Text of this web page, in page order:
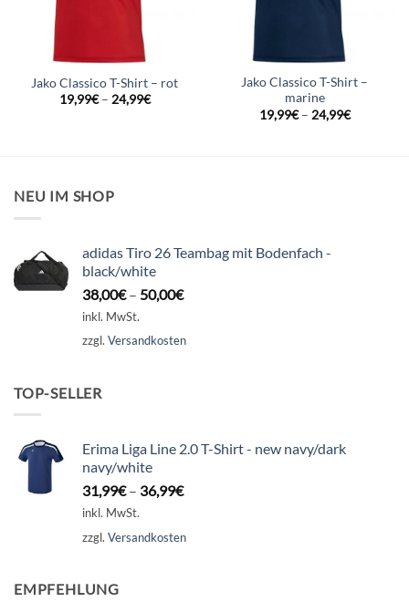
Jako Classico T-Shirt – rot
19,99€– 24,99€
Jako Classico T-Shirt –
marine
19,99€– 24,99€
NEU IM SHOP
adidas Tiro 26 Teambag mit Bodenfach -
black/white
38,00€– 50,00€
inkl. MwSt.
zzgl. Versandkosten
TOP-SELLER
Erima Liga Line 2.0 T-Shirt - new navy/dark
navy/white
31,99€– 36,99€
inkl. MwSt.
zzgl. Versandkosten
EMPFEHLUNG